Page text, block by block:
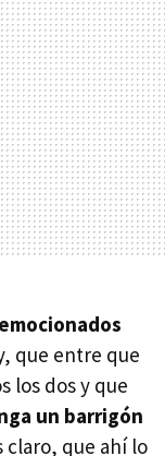
que entre que
los dos y que
un barrigón
claro, que ahí lo